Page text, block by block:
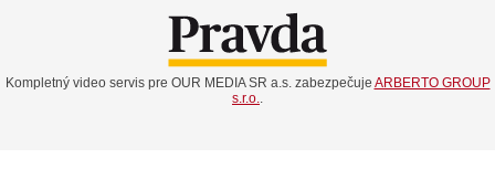
Kompletný video servis pre OUR MEDIA SR a.s. zabezpečuje ARBERTO GROUP
s.r.o.